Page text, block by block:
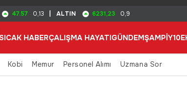
47.57 0,13 ALTIN 6231,23 0,9
HABERÇALIŞMA HAYATIGÜNDEMŞAMPİY10
Kobi Memur Personel Alımı Uzmana Sor